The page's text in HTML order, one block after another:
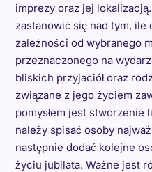
imprezy oraz jej
zastanowić się nad tym, ile
zależności od wybranego
przeznaczonego na
bliskich przyjaciół oraz
związane z jego życiem
pomysłem jest
należy spisać osoby
następnie dodać kolejne
życiu jubilata. Ważne jest